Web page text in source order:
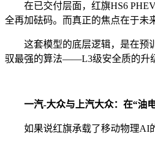
在已交付层面，红旗HS6
全再加砝码。而真正的焦点在于未
这套模型的底层逻辑，是在预
驭最强的算法——L3级安全质的升
一汽-大众与上汽大众：在“油
如果说红旗承载了移动物理AI